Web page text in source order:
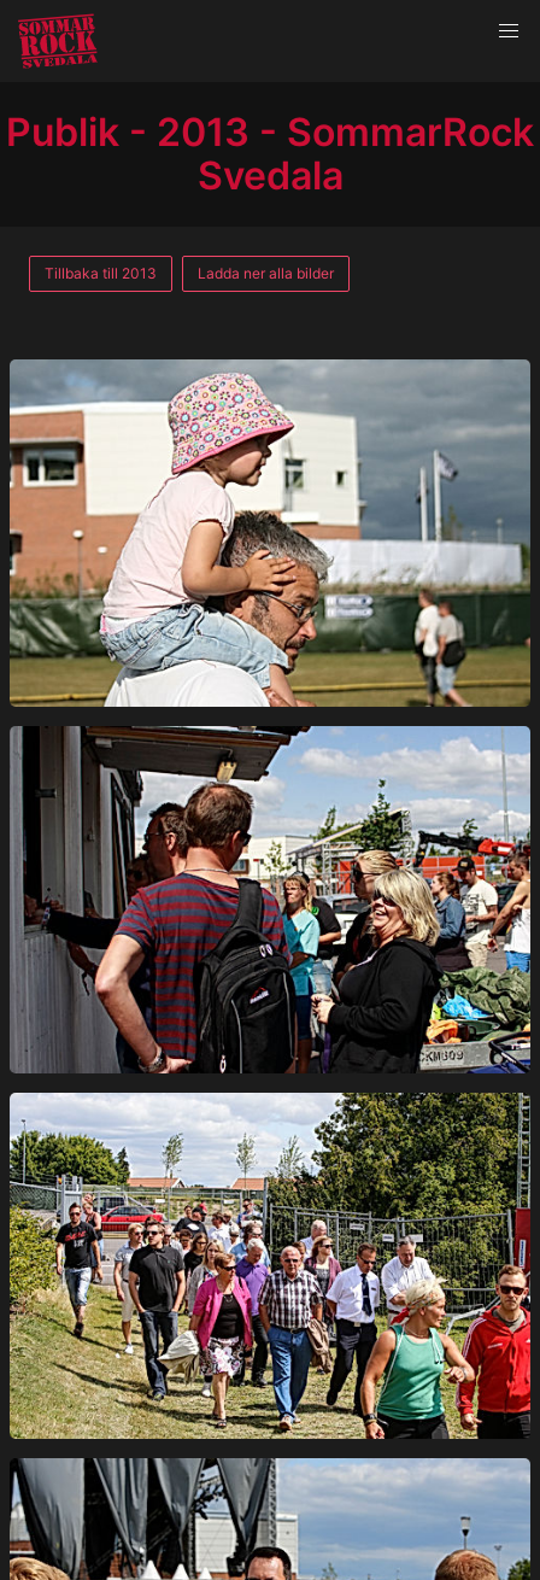
Publik - 2013 - SommarRock
Svedala
Tillbaka till 2013 Ladda ner alla bilder